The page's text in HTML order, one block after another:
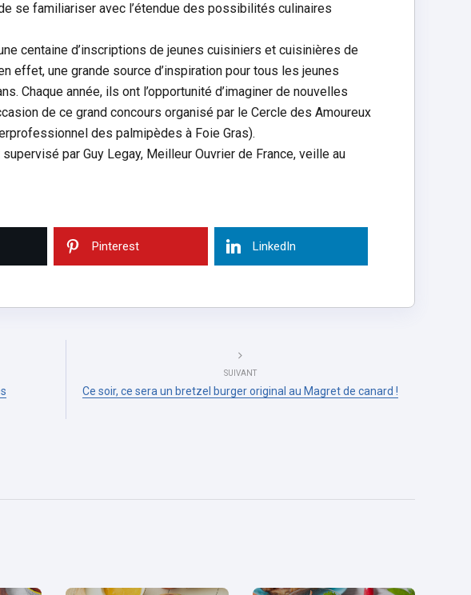
se familiariser avec l’étendue des possibilités culinaires
centaine d’inscriptions de jeunes cuisiniers et cuisinières de
effet, une grande source d’inspiration pour tous les jeunes
Chaque année, ils ont l’opportunité d’imaginer de nouvelles
de ce grand concours organisé par le Cercle des Amoureux
des palmipèdes à Foie Gras).
par Guy Legay, Meilleur Ouvrier de France, veille au
Pinterest LinkedIn
SUIVANT
Ce soir, ce sera un bretzel burger original au Magret de canard !